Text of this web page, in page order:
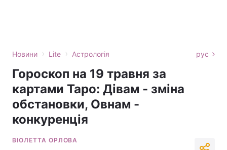
Новини › Lite › Астрологія рус
Гороскоп на 19 травня за
картами Таро: Дівам - зміна
обстановки, Овнам -
конкуренція
ВІОЛЕТТА ОРЛОВА